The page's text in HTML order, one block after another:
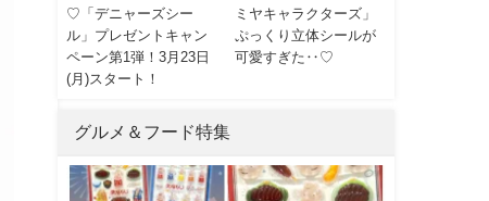
♡「デニャーズシー
ル」プレゼントキャン
ペーン第1弾！3月23日
(月)スタート！
ミヤキャラクターズ」
ぷっくり立体シールが
可愛すぎた‥♡
グルメ＆フード特集